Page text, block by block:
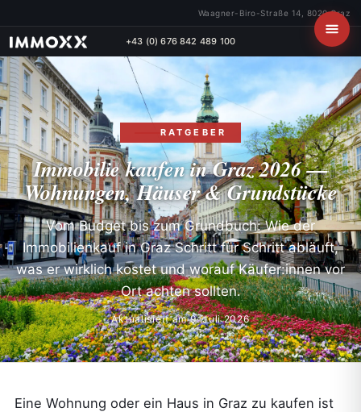
Waagner-Biro-Straße 14, 8020 Graz
+43 (0) 676 842 489 100
RATGEBER
Immobilie kaufen in Graz 2026 —
Wohnungen, Häuser & Grundstücke
Vom Budget bis zum Grundbuch: Wie der
Immobilienkauf in Graz Schritt für Schritt abläuft,
was er wirklich kostet und worauf Käufer:innen vor
Ort achten sollten.
Aktualisiert am 9. Juli 2026
Eine Wohnung oder ein Haus in Graz zu kaufen ist